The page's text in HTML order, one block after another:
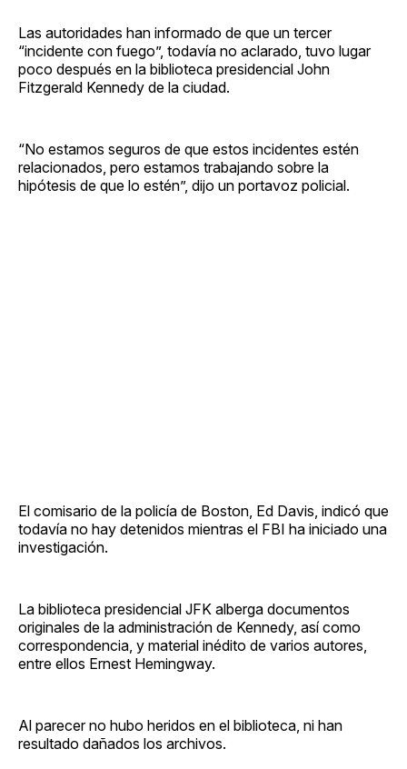
Las autoridades han informado de que un tercer
“incidente con fuego”, todavía no aclarado, tuvo lugar
poco después en la biblioteca presidencial John
Fitzgerald Kennedy de la ciudad.
“No estamos seguros de que estos incidentes estén
relacionados, pero estamos trabajando sobre la
hipótesis de que lo estén”, dijo un portavoz policial.
El comisario de la policía de Boston, Ed Davis, indicó que
todavía no hay detenidos mientras el FBI ha iniciado una
investigación.
La biblioteca presidencial JFK alberga documentos
originales de la administración de Kennedy, así como
correspondencia, y material inédito de varios autores,
entre ellos Ernest Hemingway.
Al parecer no hubo heridos en el biblioteca, ni han
resultado dañados los archivos.